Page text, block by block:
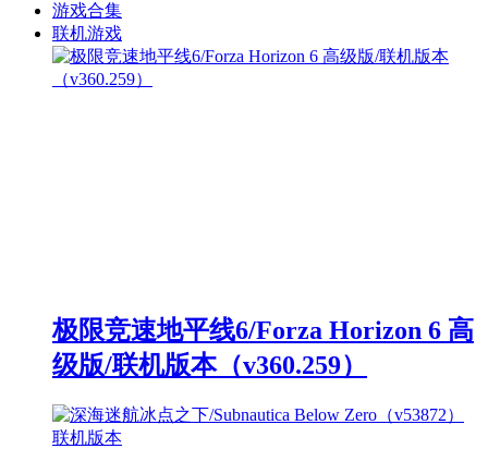
游戏合集
联机游戏
极限竞速地平线6/Forza Horizon 6 高
级版/联机版本（v360.259）